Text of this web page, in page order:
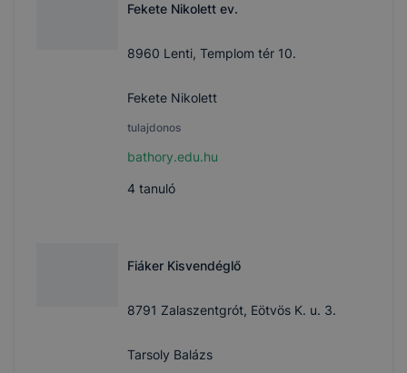
Fekete Nikolett ev.
8960 Lenti, Templom tér 10.
Fekete Nikolett
tulajdonos
bathory.edu.hu
4 tanuló
Fiáker Kisvendéglő
8791 Zalaszentgrót, Eötvös K. u. 3.
Tarsoly Balázs